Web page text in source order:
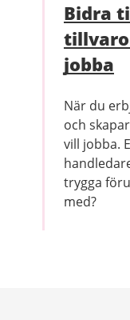
Bidra
jobba
När du
och
vill jobba.
trygga
med?